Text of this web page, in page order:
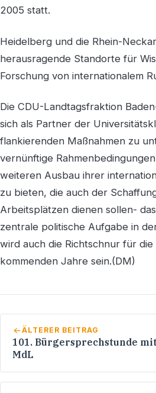
2005 statt.
Heidelberg und die Rhein-
herausragende Standorte für
Forschung von internationalem
Die CDU-Landtagsfraktion
sich als Partner der
flankierenden Maßnahmen zu
vernünftige
weiteren Ausbau ihrer
zu bieten, die auch der
Arbeitsplätzen dienen sollen-
zentrale politische Aufgabe in
wird auch die Richtschnur für
kommenden Jahre sein.(DM)
ÄLTERER BEITRAG
101. Bürgersprechstunde
MdL